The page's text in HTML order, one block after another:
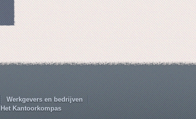
Werkgevers en bedrijven
Het Kantoorkompas